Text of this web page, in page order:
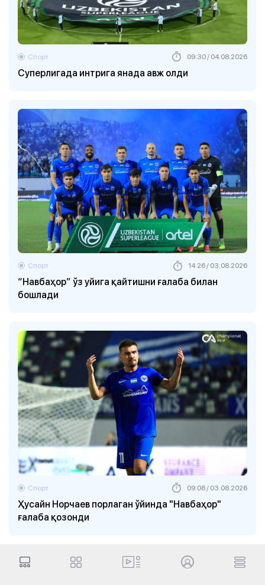
Суперлигада интрига янада авж олди
Спорт 09:30 / 04.08.2026
“Навбаҳор” ўз уйига қайтишни ғалаба билан
бошлади
Спорт 14:26 / 03.08.2026
Ҳусайн Норчаев порлаган ўйинда "Навбаҳор"
ғалаба қозонди
Спорт 09:08 / 03.08.2026